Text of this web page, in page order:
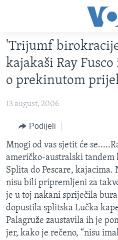
glavni
sadržaj
na
glavnu
navigaciju
pretragu
TV PROGRAM
VIDEO
FOTOGRAFIJE DANA
VIJESTI
SJEDINJENE AMERIČKE
BOSNA I HERCEGOVINA
SVIJET
NAUKA I TEHNOLOGIJA
SPECIJALNI PROJEKTI
KORUPCIJA
SLOBODA MEDIJA
ŽENSKA STRANA
IZBJEGLIČKA STRANA
MAGAZIN
'Trijumf
kajakaši Ray
o prekinutom
13 august, 2006
Podijeli
Mnogi od vas sjetit će
američko-australski tandem
Splita do Pescare, kajacima.
nisu bili pripremljeni za
je u toj nakani spriječila
dopustila splitska Lučka
Palagruže zaustavila ih je
jer, kako je rečeno, “nisu